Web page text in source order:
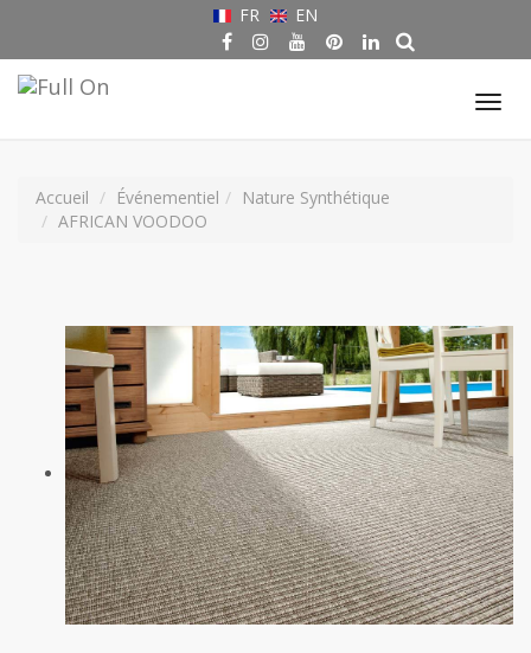
FR EN
Accueil Événementiel
Nature Synthétique
AFRICAN VOODOO